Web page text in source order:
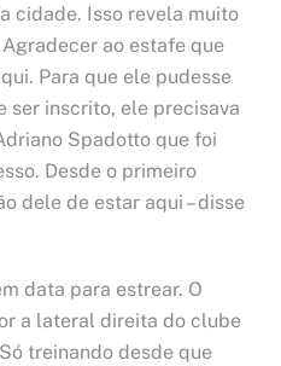
cidade. Isso revela muito
ao estafe que
Para que ele pudesse
ser inscrito, ele precisava
Spadotto que foi
Desde o primeiro
dele de estar aqui – disse
data para estrear. O
a lateral direita do clube
treinando desde que